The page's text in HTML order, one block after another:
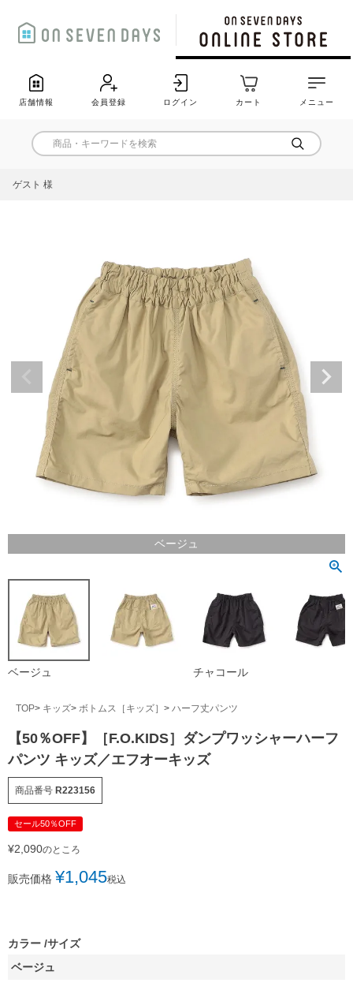
店舗情報 会員登録 ログイン カート メニュー
ゲスト 様
ベージュ
ベージュ チャコール
TOP キッズ ボトムス［キッズ］ ハーフ丈パンツ
【50％OFF】［F.O.KIDS］ダンプワッシャーハーフ
パンツ キッズ／エフオーキッズ
商品番号 R223156
セール50％OFF
¥2,090のところ
販売価格 ¥1,045税込
カラー サイズ
ベージュ